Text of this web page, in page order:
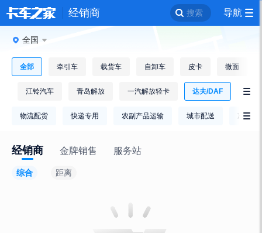
经销商 搜索 导航
全国
全部 牵引车 载货车 自卸车 皮卡 微面
江铃汽车 青岛解放 一汽解放轻卡 达夫/DAF 
物流配货 快递专用 农副产品运输 城市配送 冷链运

经销商 金牌销售 服务站
综合 距离